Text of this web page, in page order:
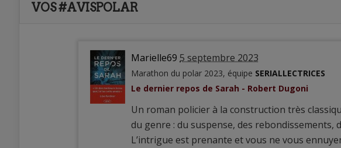
VOS #AVISPOLAR
Marielle69 5 septembre 2023
Marathon du polar 2023, équipe SERIALLECTRICES
Le dernier repos de Sarah - Robert Dugoni
Un roman policier à la construction très
du genre : du suspense, des rebondissements,
L’intrigue est prenante et vous ne vous